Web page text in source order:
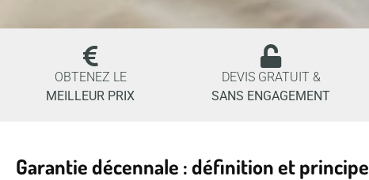
OBTENEZ LE
MEILLEUR PRIX
DEVIS GRATUIT &
SANS ENGAGEMENT
Garantie décennale : définition et principe